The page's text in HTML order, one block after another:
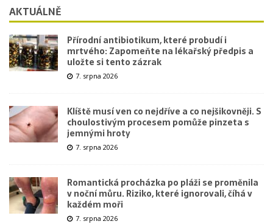
AKTUÁLNĚ
Přírodní antibiotikum, které probudí i
mrtvého: Zapomeňte na lékařský předpis a
uložte si tento zázrak
7. srpna 2026
Klíště musí ven co nejdříve a co nejšikovněji. S
choulostivým procesem pomůže pinzeta s
jemnými hroty
7. srpna 2026
Romantická procházka po pláži se proměnila
v noční můru. Riziko, které ignorovali, číhá v
každém moři
7. srpna 2026